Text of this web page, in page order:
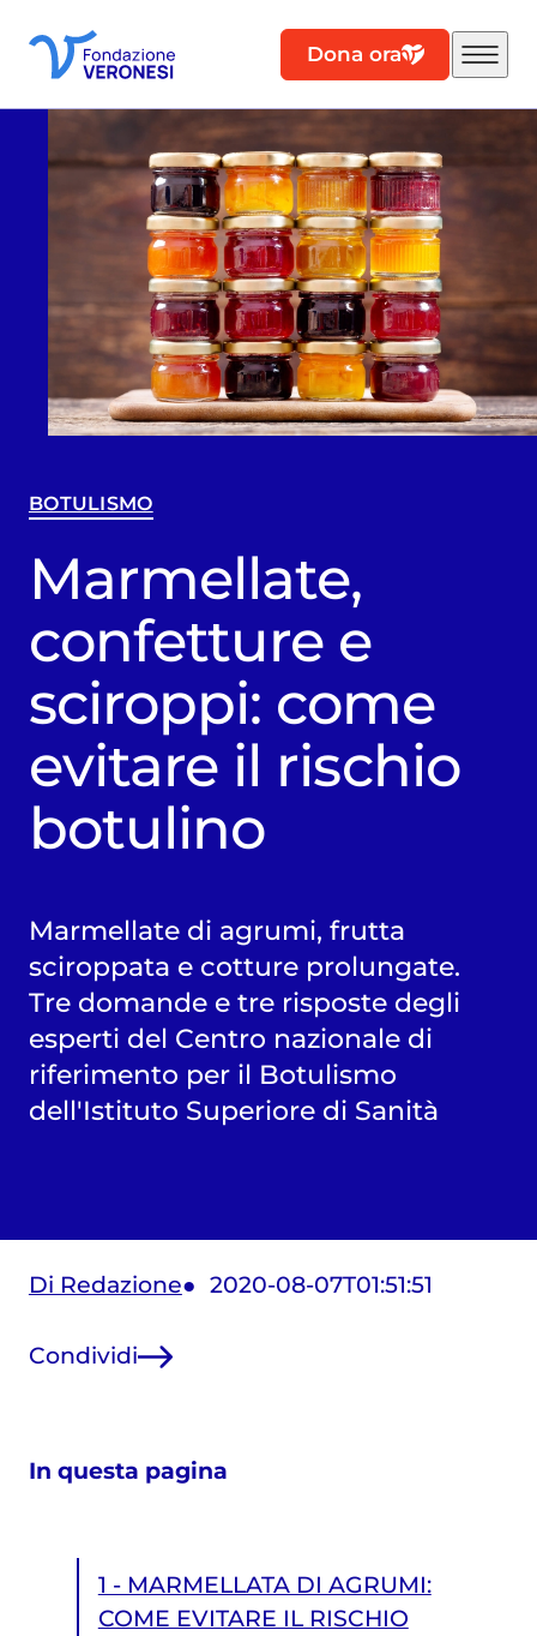
Dona ora
BOTULISMO
Marmellate,
confetture e
sciroppi: come
evitare il rischio
botulino
Marmellate di agrumi, frutta
sciroppata e cotture prolungate.
Tre domande e tre risposte degli
esperti del Centro nazionale di
riferimento per il Botulismo
dell'Istituto Superiore di Sanità
Di Redazione 2020-08-07T01:51:51
Condividi
In questa pagina
1 - MARMELLATA DI AGRUMI:
COME EVITARE IL RISCHIO